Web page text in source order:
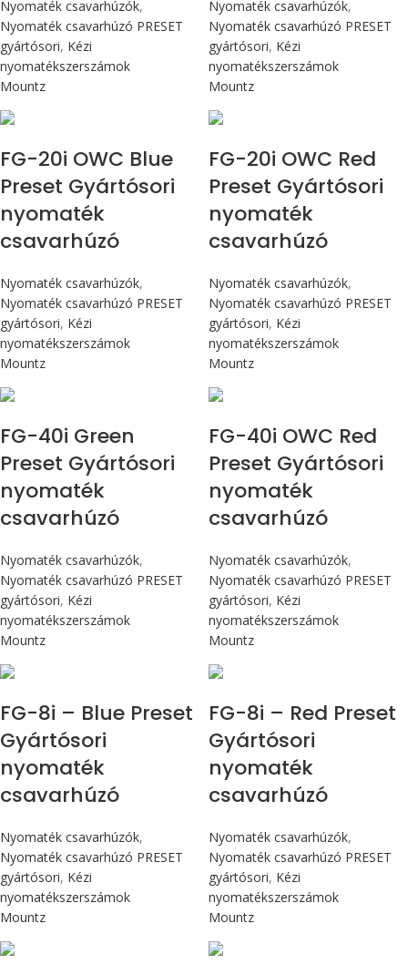
Nyomaték csavarhúzók,
Nyomaték csavarhúzó PRESET
gyártósori, Kézi
nyomatékszerszámok
Mountz
Nyomaték csavarhúzók,
Nyomaték csavarhúzó PRESET
gyártósori, Kézi
nyomatékszerszámok
Mountz
FG-20i OWC Blue
Preset Gyártósori
nyomaték
csavarhúzó
Nyomaték csavarhúzók,
Nyomaték csavarhúzó PRESET
gyártósori, Kézi
nyomatékszerszámok
Mountz
FG-20i OWC Red
Preset Gyártósori
nyomaték
csavarhúzó
Nyomaték csavarhúzók,
Nyomaték csavarhúzó PRESET
gyártósori, Kézi
nyomatékszerszámok
Mountz
FG-40i Green
Preset Gyártósori
nyomaték
csavarhúzó
Nyomaték csavarhúzók,
Nyomaték csavarhúzó PRESET
gyártósori, Kézi
nyomatékszerszámok
Mountz
FG-40i OWC Red
Preset Gyártósori
nyomaték
csavarhúzó
Nyomaték csavarhúzók,
Nyomaték csavarhúzó PRESET
gyártósori, Kézi
nyomatékszerszámok
Mountz
FG-8i – Blue Preset
Gyártósori
nyomaték
csavarhúzó
Nyomaték csavarhúzók,
Nyomaték csavarhúzó PRESET
gyártósori, Kézi
nyomatékszerszámok
Mountz
FG-8i – Red Preset
Gyártósori
nyomaték
csavarhúzó
Nyomaték csavarhúzók,
Nyomaték csavarhúzó PRESET
gyártósori, Kézi
nyomatékszerszámok
Mountz